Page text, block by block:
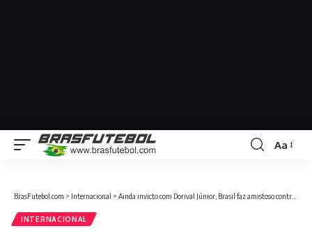
Aa
BrasFutebol.com > Internacional > Ainda invicto com Dorival Júnior, Brasil faz amistoso contra os EUA em Orlando
INTERNACIONAL